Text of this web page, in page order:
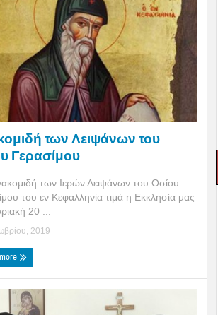
των Λειψάνων του
Γερασίμου
των Ιερών Λειψάνων του Οσίου
του εν Κεφαλληνία τιμά η Εκκλησία μας
20 ...
2019